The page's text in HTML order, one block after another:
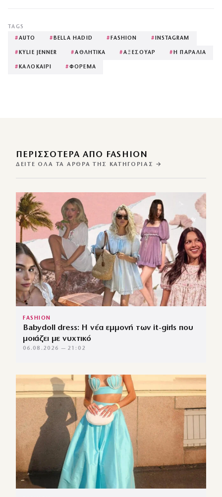
TAGS
#AUTO # BELLA HADID # FASHION # INSTAGRAM
# KYLIE JENNER #ΑΘΛΗΤΙΚΑ #ΑΞΕΣΟΥΑΡ # Η ΠΑΡΑΛΙΑ
# ΚΑΛΟΚΑΙΡΙ #ΦΟΡΕΜΑ
ΠΕΡΙΣΣΌΤΕΡΑ ΑΠΌ FASHION
ΔΕΊΤΕ ΌΛΑ ΤΑ ΆΡΘΡΑ ΤΗΣ ΚΑΤΗΓΟΡΊΑΣ →
FASHION
Babydoll dress: Η νέα εμμονή των it-girls που
μοιάζει με νυχτικό
06.08.2026 — 21:02